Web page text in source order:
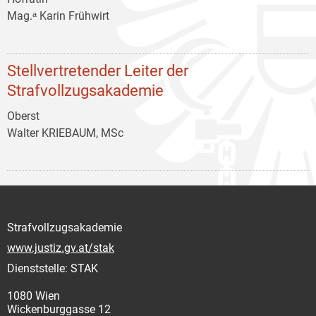
Mag.ᵃ Karin Frühwirt
Stellvertretender Leiter der
Strafvollzugsakademie
Oberst
Walter KRIEBAUM, MSc
Strafvollzugsakademie
www.justiz.gv.at/stak
Dienststelle: STAK
1080 Wien
Wickenburggasse 12